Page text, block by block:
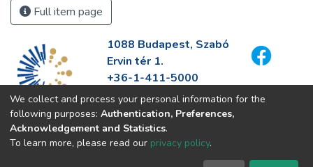
Full item page
1088 Budapest, Szabó
Ervin tér 1.
+36-1-411-5000
info@fszek.hu
https://fszek.hu
We collect and process your personal information for the
following purposes: Authentication, Preferences,
Acknowledgement and Statistics.
To learn more, please read our privacy policy.